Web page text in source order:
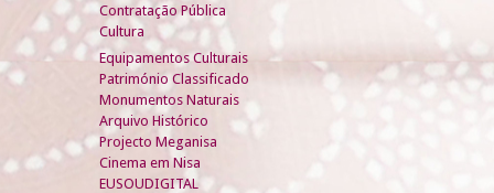
Contratação Pública
Cultura
Equipamentos Culturais
Património Classificado
Monumentos Naturais
Arquivo Histórico
Projecto Meganisa
Cinema em Nisa
EUSOUDIGITAL